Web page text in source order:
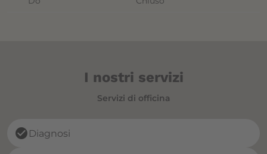
I nostri servizi
Servizi di officina
check_circle Diagnosi